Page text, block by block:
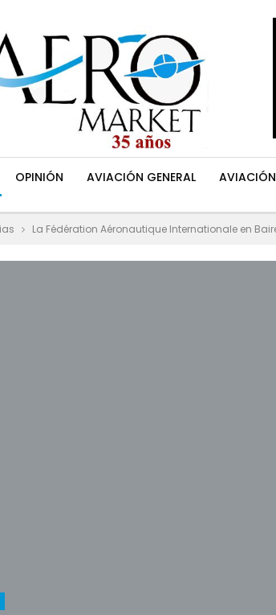
OPINIÓN AVIACIÓN GENERAL
La Fédération Aéronautique Internationale en